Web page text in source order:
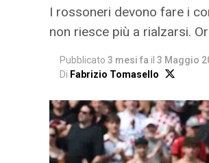
I rossoneri devono fare i
non riesce più a rialzarsi.
Pubblicato 3 mesi fa il 3 Maggio
Di Fabrizio Tomasello